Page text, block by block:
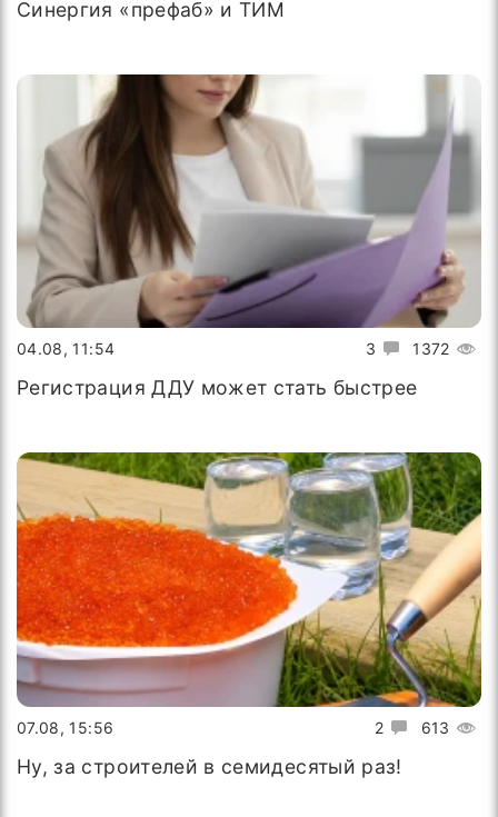
Синергия «префаб» и ТИМ
3 1372
04.08, 11:54
Регистрация ДДУ может стать быстрее
2 613
07.08, 15:56
Ну, за строителей в семидесятый раз!